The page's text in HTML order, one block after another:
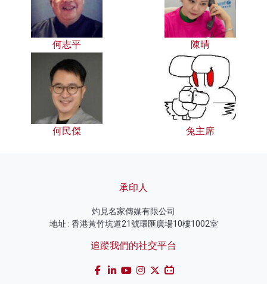
何志平 陳晴
何民傑 兔主席
承印人
灼見名家傳媒有限公司
地址 : 香港黃竹坑道21號環匯廣場10樓1002室
追蹤我們的社交平台